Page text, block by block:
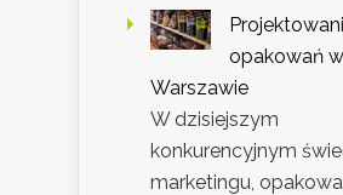
opakowań w
Warszawie
W dzisiejszym
konkurencyjnym
marketingu,